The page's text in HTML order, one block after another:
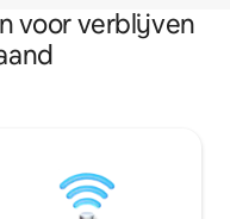
voor verblijven